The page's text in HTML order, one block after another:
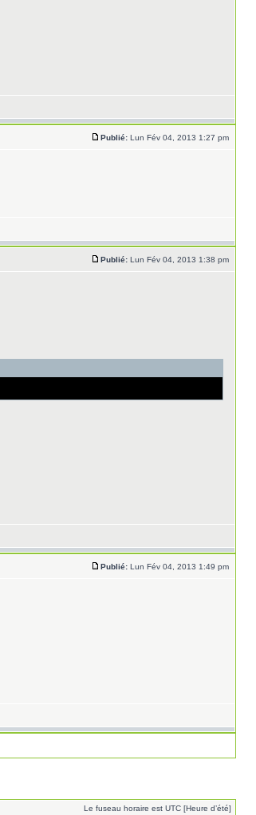
Publié: Lun Fév 04, 2013 1:27 pm
Publié: Lun Fév 04, 2013 1:38 pm
Publié: Lun Fév 04, 2013 1:49 pm
Le fuseau horaire est UTC [Heure d’été]